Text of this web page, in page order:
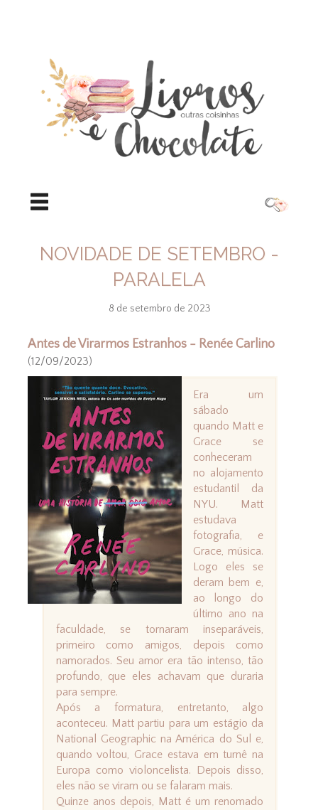
NOVIDADE DE SETEMBRO -
PARALELA
8 de setembro de 2023
Antes de Virarmos Estranhos - Renée Carlino
(12/09/2023)
Era um
sábado
quando Matt e
Grace se
conheceram
no alojamento
estudantil da
NYU. Matt
estudava
fotografia, e
Grace, música.
Logo eles se
deram bem e,
ao longo do
último ano na
faculdade, se tornaram inseparáveis,
primeiro como amigos, depois como
namorados. Seu amor era tão intenso, tão
profundo, que eles achavam que duraria
para sempre.
Após a formatura, entretanto, algo
aconteceu. Matt partiu para um estágio da
National Geographic na América do Sul e,
quando voltou, Grace estava em turnê na
Europa como violoncelista. Depois disso,
eles não se viram ou se falaram mais.
Quinze anos depois, Matt é um renomado